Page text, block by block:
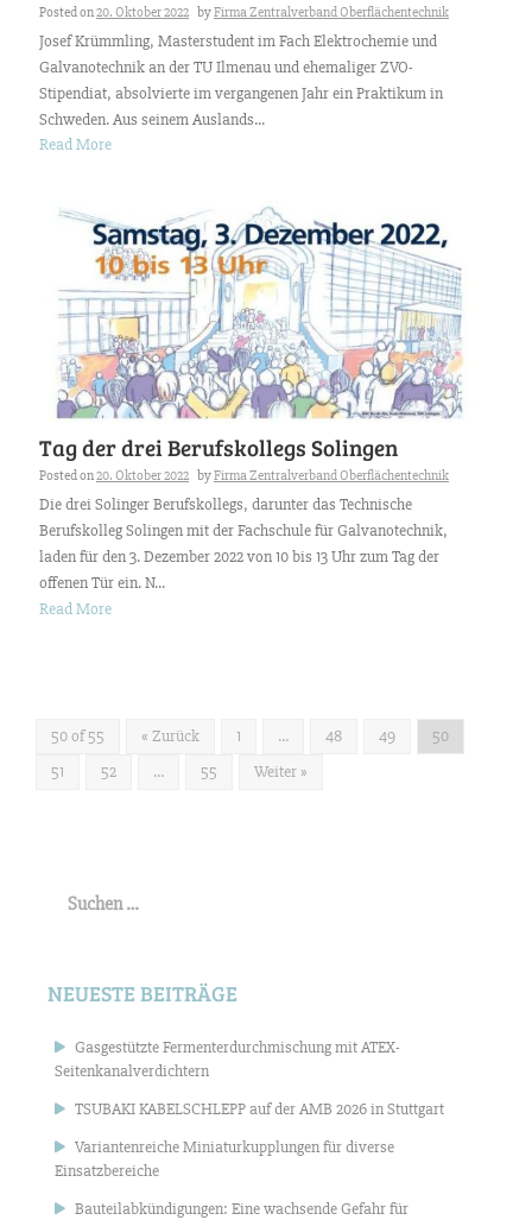
Posted on20. Oktober 2022 byFirma Zentralverband Oberflächentechnik
Josef Krümmling, Masterstudent im Fach Elektrochemie und
Galvanotechnik an der TU Ilmenau und ehemaliger ZVO-
Stipendiat, absolvierte im vergangenen Jahr ein Praktikum in
Schweden. Aus seinem Auslands...
Read More
Tag der drei Berufskollegs Solingen
Posted on20. Oktober 2022 byFirma Zentralverband Oberflächentechnik
Die drei Solinger Berufskollegs, darunter das Technische
Berufskolleg Solingen mit der Fachschule für Galvanotechnik,
laden für den 3. Dezember 2022 von 10 bis 13 Uhr zum Tag der
offenen Tür ein. N...
Read More
50 of 55 « Zurück 1 … 48 49
50
51
52 … 55 Weiter »
nach:
NEUESTE BEITRÄGE
Gasgestützte Fermenterdurchmischung mit ATEX-
Seitenkanalverdichtern
TSUBAKI KABELSCHLEPP auf der AMB 2026 in Stuttgart
Variantenreiche Miniaturkupplungen für diverse
Einsatzbereiche
Bauteilabkündigungen: Eine wachsende Gefahr für